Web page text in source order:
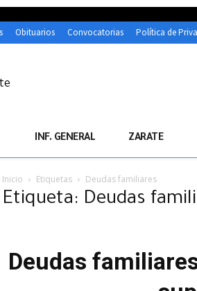
Obituarios Convocatorias Política de
INF. GENERAL ZARATE
Inicio Etiquetas Deudas familiares
Etiqueta: Deudas
Deudas